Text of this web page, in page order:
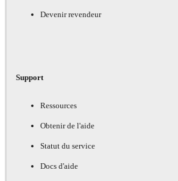
Devenir revendeur
Support
Ressources
Obtenir de l'aide
Statut du service
Docs d'aide